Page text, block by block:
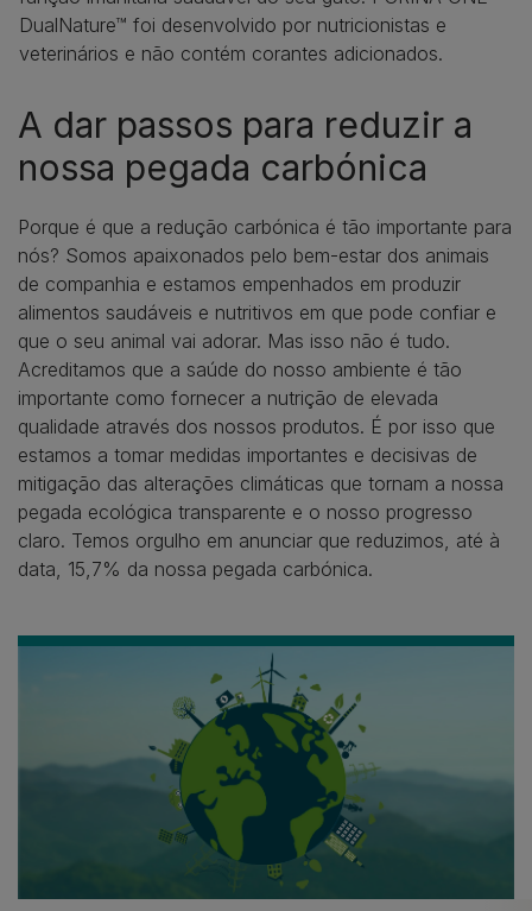
DualNature™ foi desenvolvido por nutricionistas e
veterinários e não contém corantes adicionados.
A dar passos para reduzir a
nossa pegada carbónica
Porque é que a redução carbónica é tão importante para
nós? Somos apaixonados pelo bem-estar dos animais
de companhia e estamos empenhados em produzir
alimentos saudáveis e nutritivos em que pode confiar e
que o seu animal vai adorar. Mas isso não é tudo.
Acreditamos que a saúde do nosso ambiente é tão
importante como fornecer a nutrição de elevada
qualidade através dos nossos produtos. É por isso que
estamos a tomar medidas importantes e decisivas de
mitigação das alterações climáticas que tornam a nossa
pegada ecológica transparente e o nosso progresso
claro. Temos orgulho em anunciar que reduzimos, até à
data, 15,7% da nossa pegada carbónica.